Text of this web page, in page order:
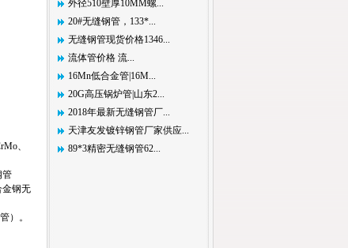
、
管
钢无
）。
外径510壁厚10MM螺...
20#无缝钢管，133*...
无缝钢管现货价格1346...
流体管价格 流...
16Mn低合金管|16M...
20G高压锅炉管|山东2...
2018年最新无缝钢管厂...
天津友发镀锌钢管厂家供应...
89*3精密无缝钢管62...